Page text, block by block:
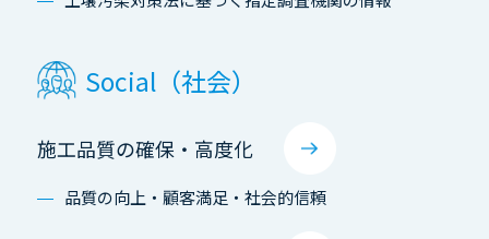
Social（社会）
施工品質の確保・高度化
品質の向上・顧客満足・社会的信頼